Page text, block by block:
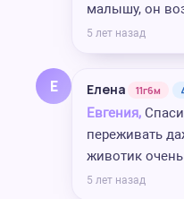
малышу, он
5 лет назад
Е Елена 11г6м
Евгения,
переживать
животик
5 лет назад